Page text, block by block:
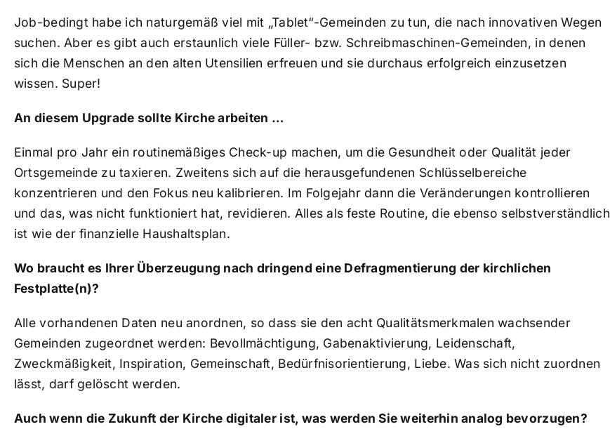
Job-bedingt habe ich naturgemäß viel mit „Tablet“-Gemeinden zu tun, die nach innovativen Wegen
suchen. Aber es gibt auch erstaunlich viele Füller- bzw. Schreibmaschinen-Gemeinden, in denen
sich die Menschen an den alten Utensilien erfreuen und sie durchaus erfolgreich einzusetzen
wissen. Super!
An diesem Upgrade sollte Kirche arbeiten …
Einmal pro Jahr ein routinemäßiges Check-up machen, um die Gesundheit oder Qualität jeder
Ortsgemeinde zu taxieren. Zweitens sich auf die herausgefundenen Schlüsselbereiche
konzentrieren und den Fokus neu kalibrieren. Im Folgejahr dann die Veränderungen kontrollieren
und das, was nicht funktioniert hat, revidieren. Alles als feste Routine, die ebenso selbstverständlich
ist wie der finanzielle Haushaltsplan.
Wo braucht es Ihrer Überzeugung nach dringend eine Defragmentierung der kirchlichen
Festplatte(n)?
Alle vorhandenen Daten neu anordnen, so dass sie den acht Qualitätsmerkmalen wachsender
Gemeinden zugeordnet werden: Bevollmächtigung, Gabenaktivierung, Leidenschaft,
Zweckmäßigkeit, Inspiration, Gemeinschaft, Bedürfnisorientierung, Liebe. Was sich nicht zuordnen
lässt, darf gelöscht werden.
Auch wenn die Zukunft der Kirche digitaler ist, was werden Sie weiterhin analog bevorzugen?